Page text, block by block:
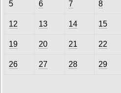
5 6 7 8
12 13 14 15
19 20 21 22
26 27 28 29